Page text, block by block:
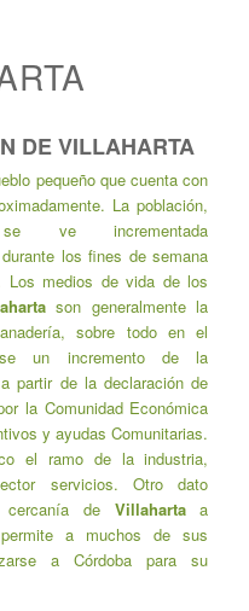
DE VILLAHARTA
pequeño que cuenta con
La población,
ve incrementada
los fines de semana
medios de vida de los
son generalmente la
sobre todo en el
un incremento de la
partir de la declaración de
la Comunidad Económica
y ayudas Comunitarias.
el ramo de la industria,
servicios. Otro dato
de Villahartaa
a muchos de sus
a Córdoba para su